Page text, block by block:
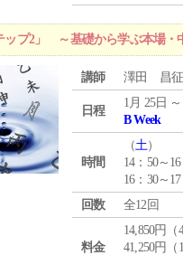
ップ2」 ～基礎から学ぶ本場・
講師 澤田 昌征
日程
1月 25日
B Week
時間
（土）
14：50～
16：30～
回数
全12回
料金
14,850円
41,250円